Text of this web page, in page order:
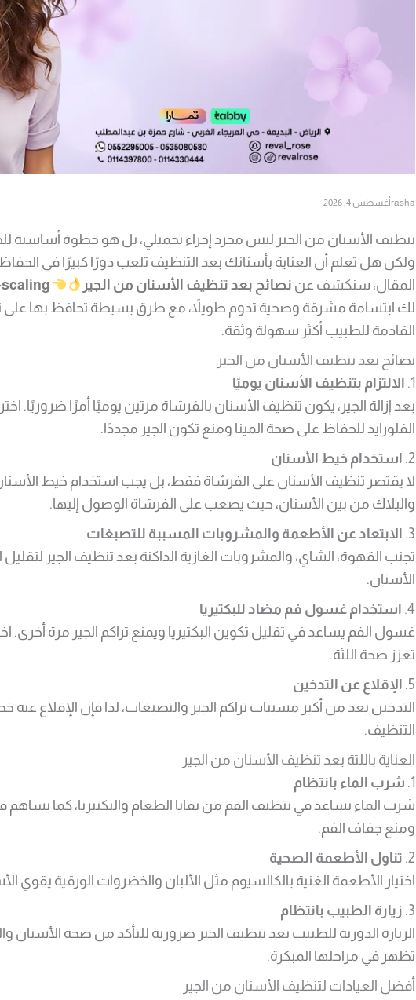
rasha أغسطس 4, 2026
تنظيف الأسنان من الجير ليس مجرد إجراء تجميلي، بل هو خطوة أساسية
ولكن هل تعلم أن العناية بأسنانك بعد التنظيف تلعب دورًا كبيرًا في
المقال، سنكشف عن نصائح بعد تنظيف الأسنان من الجير
لك ابتسامة مشرقة وصحية تدوم طويلاً، مع طرق بسيطة تحافظ بها على
القادمة للطبيب أكثر سهولة وثقة.
نصائح بعد تنظيف الأسنان من الجير
1. الالتزام بتنظيف الأسنان يوميًا
بعد إزالة الجير، يكون تنظيف الأسنان بالفرشاة مرتين يوميًا أمرًا ضروريًا.
الفلورايد للحفاظ على صحة المينا ومنع تكون الجير مجددًا.
2. استخدام خيط الأسنان
لا يقتصر تنظيف الأسنان على الفرشاة فقط، بل يجب استخدام خيط الأسنان
والبلاك من بين الأسنان، حيث يصعب على الفرشاة الوصول إليها.
3. الابتعاد عن الأطعمة والمشروبات المسببة للتصبغات
تجنب القهوة، الشاي، والمشروبات الغازية الداكنة بعد تنظيف الجير
الأسنان.
4. استخدام غسول فم مضاد للبكتيريا
غسول الفم يساعد في تقليل تكوين البكتيريا ويمنع تراكم الجير مرة أخرى.
تعزز صحة اللثة.
5. الإقلاع عن التدخين
التدخين يعد من أكبر مسببات تراكم الجير والتصبغات، لذا فإن الإقلاع
التنظيف.
العناية باللثة بعد تنظيف الأسنان من الجير
1. شرب الماء بانتظام
شرب الماء يساعد في تنظيف الفم من بقايا الطعام والبكتيريا، كما يساهم
ومنع جفاف الفم.
2. تناول الأطعمة الصحية
اختيار الأطعمة الغنية بالكالسيوم مثل الألبان والخضروات الورقية يقوي
3. زيارة الطبيب بانتظام
الزيارة الدورية للطبيب بعد تنظيف الجير ضرورية للتأكد من صحة الأسنان
تظهر في مراحلها المبكرة.
أفضل العيادات لتنظيف الأسنان من الجير